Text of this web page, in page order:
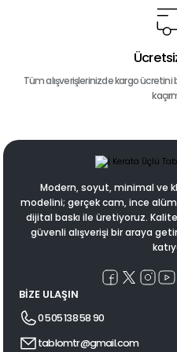
Tüm alışverişlerinizde kargo ücretini
Modern, soyut, minimal ve
modelini; gerçek cam, ince
dijital baskı ile üretiyoruz.
güvenli alışverişi bir araya
BİZE ULAŞIN
0 505 138 58 90
tablomtr@gmail.com